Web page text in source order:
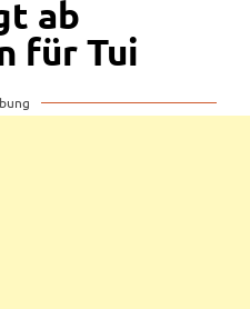
ab
für Tui